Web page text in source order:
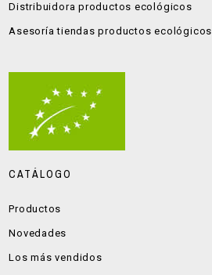
Distribuidora productos ecológicos
Asesoría tiendas productos ecológicos
CATÁLOGO
Productos
Novedades
Los más vendidos